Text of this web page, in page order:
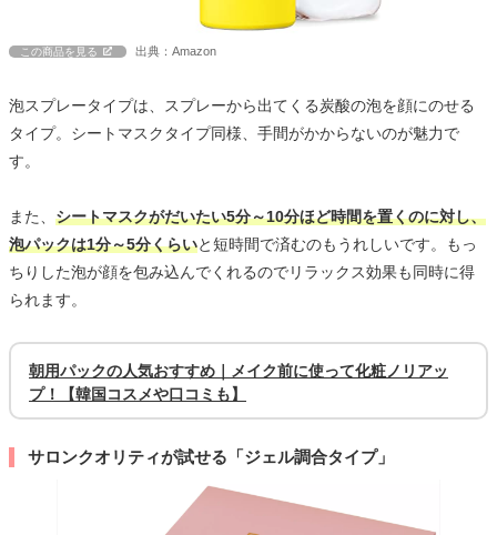
この商品を見る 出典：Amazon
泡スプレータイプは、スプレーから出てくる炭酸の泡を顔にのせる
タイプ。シートマスクタイプ同様、手間がかからないのが魅力で
す。
また、 シートマスクがだいたい5分～10分ほど時間を置くのに対し、
泡パックは1分～5分くらいと短時間で済むのもうれしいです。もっ
ちりした泡が顔を包み込んでくれるのでリラックス効果も同時に得
られます。
朝用パックの人気おすすめ｜メイク前に使って化粧ノリアッ
プ！【韓国コスメや口コミも】
サロンクオリティが試せる「ジェル調合タイプ」